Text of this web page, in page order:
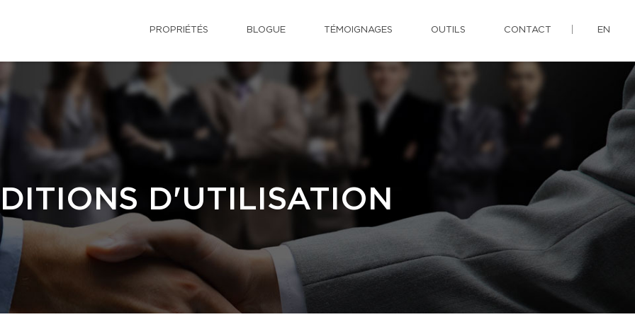
PROPRIÉTÉS BLOGUE TÉMOIGNAGES OUTILS CONTACT EN
D'UTILISATION